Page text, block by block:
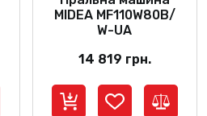
MIDEA MF110W80B/
W-UA
14 819 грн.